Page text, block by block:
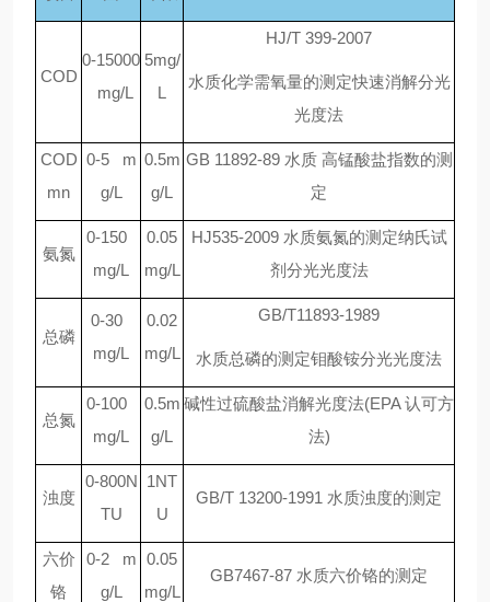
COD
0-15000
mg/L
5mg/
L
HJ/T 399-2007
水质化学需氧量的测定快速消解分光
光度法
COD
mn
0-5 m
g/L
0.5m
g/L
GB 11892-89 水质 高锰酸盐指数的测
定
氨氮
0-150
mg/L
0.05
mg/L
HJ535-2009 水质氨氮的测定纳氏试
剂分光光度法
总磷
0-30
mg/L
0.02
mg/L
GB/T11893-1989
水质总磷的测定钼酸铵分光光度法
总氮
0-100
mg/L
0.5m
g/L
碱性过硫酸盐消解光度法(EPA认可方
法)
浊度
0-800N
TU
1NT
U
GB/T 13200-1991 水质浊度的测定
六价
铬
0-2 m
g/L
0.05
mg/L
GB7467-87 水质六价铬的测定